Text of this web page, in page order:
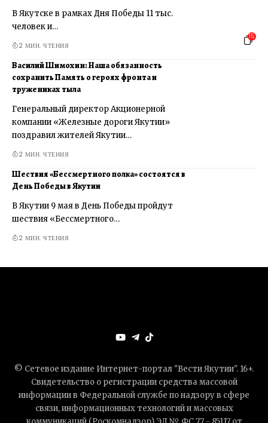
15
В Якутске в рамках Дня Победы 11 тыс.
человек и…
2 МИН. ЧТЕНИЯ
Василий Шимохин: Наша обязанность
сохранить Память о героях фронта и
тружениках тыла
Генеральный директор Акционерной
компании «Железные дороги Якутии»
поздравил жителей Якутии…
2 МИН. ЧТЕНИЯ
Шествия «Бессмертного полка» состоятся в
День Победы в Якутии
В Якутии 9 мая в День Победы пройдут
шествия «Бессмертного…
2 МИН. ЧТЕНИЯ
© Сетевое издание Интернет-портал "Вести Якутии". 16+.
Свидетельство о регистрации средства массовой
информации в Федеральной службе по надзору в сфере
связи, информационных технологий и массовых